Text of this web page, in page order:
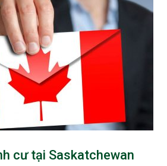
cư tại Saskatchewan